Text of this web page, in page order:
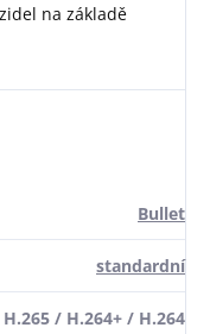
na základě
Bullet
standardní
/ H.264+ / H.264